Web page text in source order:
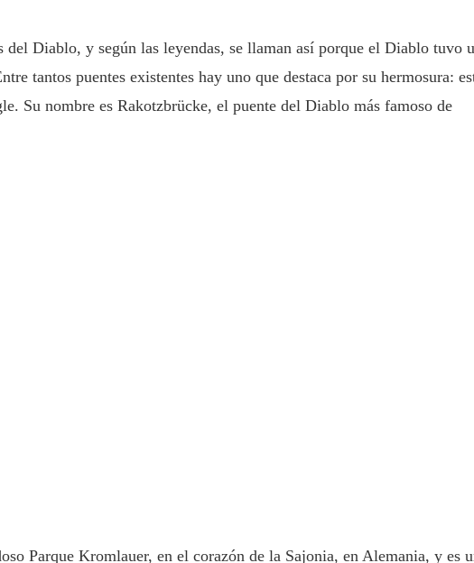
del Diablo, y según las leyendas, se llaman así porque el Diablo tuvo
tantos puentes existentes hay uno que destaca por su hermosura:
Su nombre es Rakotzbrücke, el puente del Diablo más famoso de
Parque Kromlauer, en el corazón de la Sajonia, en Alemania, y es